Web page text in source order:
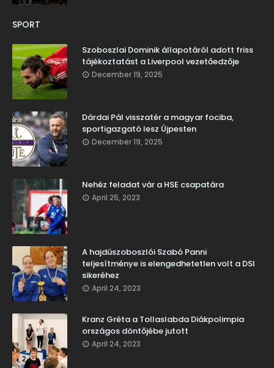
SPORT
Szoboszlai Dominik állapotáról adott friss
tájékoztatást a Liverpool vezetőedzője
December 19, 2025
Dárdai Pál visszatér a magyar fociba,
sportigazgató lesz Újpesten
December 19, 2025
Nehéz feladat vár a HSE csapatára
April 25, 2023
A hajdúszoboszlói Szabó Panni
teljesítménye is elengedhetetlen volt a DSI
sikeréhez
April 24, 2023
Kranz Gréta a Tollaslabda Diákpolimpia
országos döntőjébe jutott
April 24, 2023